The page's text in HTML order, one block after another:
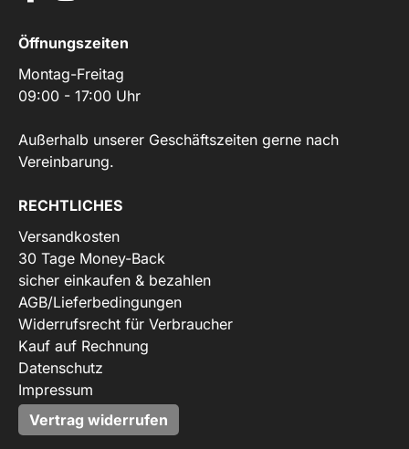
Öffnungszeiten
Montag-Freitag
09:00 - 17:00 Uhr
Außerhalb unserer Geschäftszeiten gerne nach
Vereinbarung.
RECHTLICHES
Versandkosten
30 Tage Money-Back
sicher einkaufen & bezahlen
AGB/Lieferbedingungen
Widerrufsrecht für Verbraucher
Kauf auf Rechnung
Datenschutz
Impressum
Vertrag widerrufen